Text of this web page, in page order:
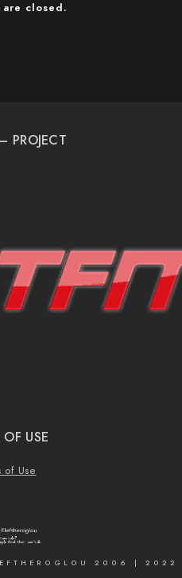
are closed.
PROJECT
OF USE
of Use
2006 | 2022